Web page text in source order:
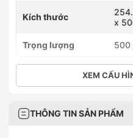
Kích thước
x
Trọng lượng 500
XEM CẤU
THÔNG TIN SẢN PHẨM